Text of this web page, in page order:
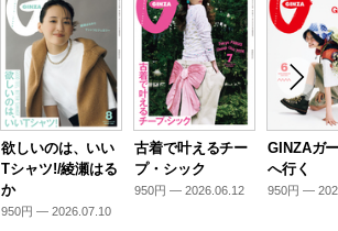
欲しいのは、いい
Tシャツ!/綾瀬はる
か
950円 — 2026.07.10
古着で叶えるチー
プ・シック
950円 — 2026.06.12
GINZAガ
へ行く
950円 —